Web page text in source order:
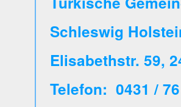
Schleswig
Elisabethstr. 59,
Telefon: 0431 /